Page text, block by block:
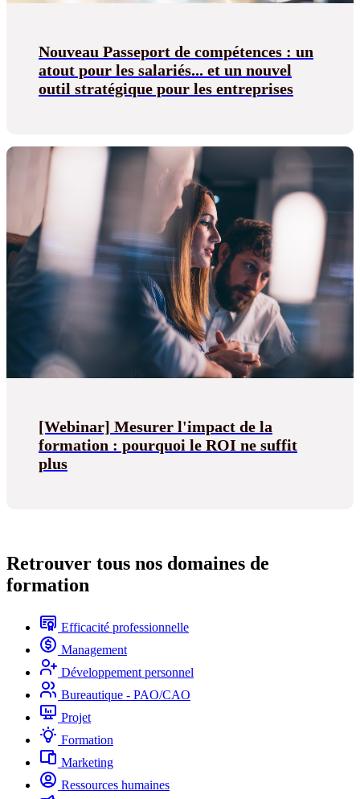
Nouveau Passeport de compétences : un
atout pour les salariés... et un nouvel
outil stratégique pour les entreprises
[Webinar] Mesurer l'impact de la
formation : pourquoi le ROI ne suffit
plus
Retrouver tous nos domaines de
formation
Efficacité professionnelle
Management
Développement personnel
Bureautique - PAO/CAO
Projet
Formation
Marketing
Ressources humaines